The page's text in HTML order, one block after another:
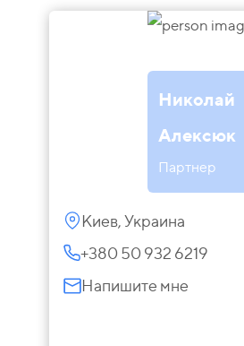
Николай
Алексюк
Партнер
Киев, Украина
+380 50 932 6219
Напишите мне